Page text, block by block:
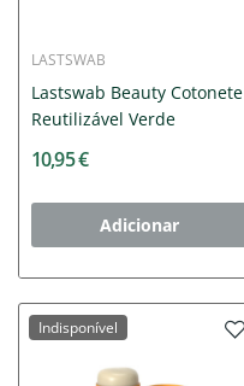
LASTSWAB
Lastswab Beauty Cotonete
Reutilizável Verde
10,95 €
Adicionar
Indisponível